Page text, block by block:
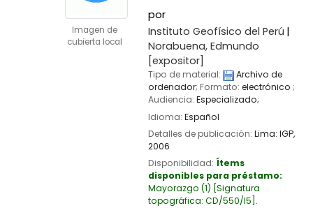
Imagen de
cubierta local
por
Instituto Geofísico del Perú
Norabuena, Edmundo
[expositor]
Tipo de material:
Archivo de
ordenador; Formato: electrónico ;
Audiencia: Especializado;
Idioma: Español
Detalles de publicación: Lima: IGP,
2006
Disponibilidad: Ítems
disponibles para préstamo:
Mayorazgo (1) Signatura
topográfica: CD/550/I5 .